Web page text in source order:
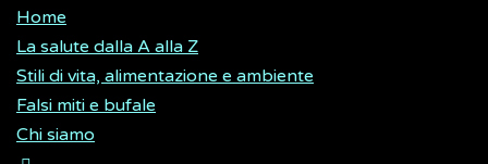
Home
La salute dalla A alla Z
Stili di vita, alimentazione e ambiente
Falsi miti e bufale
Chi siamo